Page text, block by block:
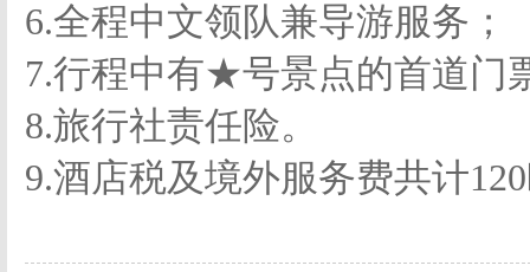
6.全程中文领队兼导游服务；
7.行程中有★号景点的首道门
8.旅行社责任险。
9.酒店税及境外服务费共计